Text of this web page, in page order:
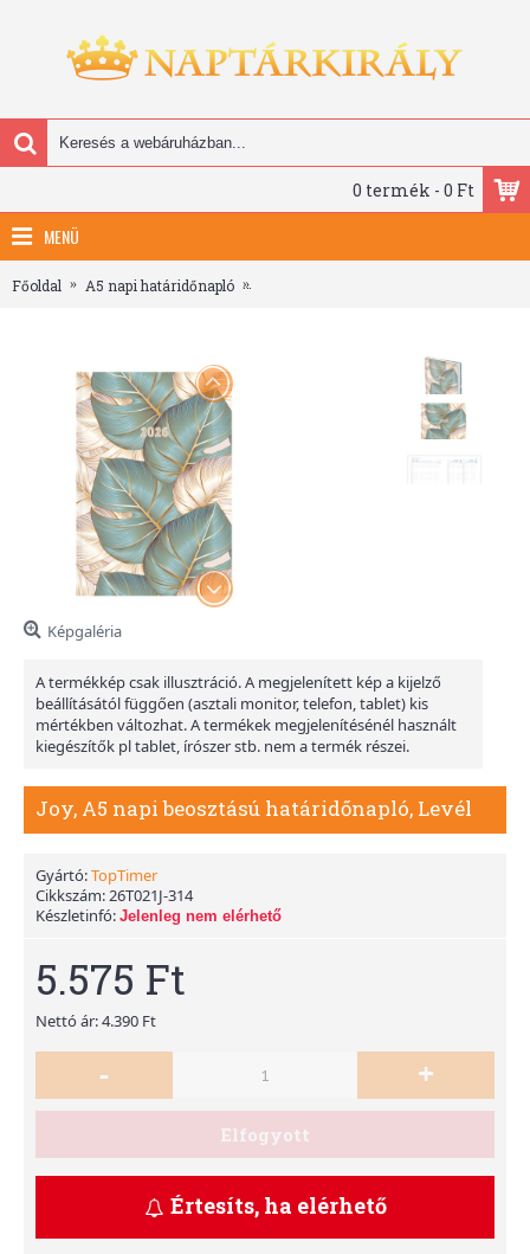
0 termék - 0 Ft
MENÜ
Főoldal A5 napi határidőnapló
Képgaléria
A termékkép csak illusztráció. A megjelenített kép a kijelző
beállításától függően (asztali monitor, telefon, tablet) kis
mértékben változhat. A termékek megjelenítésénél használt
kiegészítők pl tablet, írószer stb. nem a termék részei.
Joy, A5 napi beosztású határidőnapló, Levél
Gyártó:TopTimer
Cikkszám:26T021J-314
Készletinfó: Jelenleg nem elérhető
5.575 Ft
Nettó ár: 4.390 Ft
- +
Elfogyott
Értesíts, ha elérhető